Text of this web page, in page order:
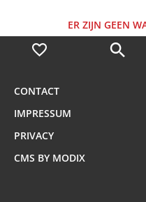
ER ZIJN GEEN
CONTACT
IMPRESSUM
PRIVACY
CMS BY MODIX